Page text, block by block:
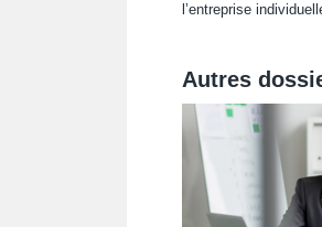
l’entreprise
Autres